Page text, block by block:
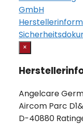
GmbH
×
Angelcare
Aircom Parc
D-40880